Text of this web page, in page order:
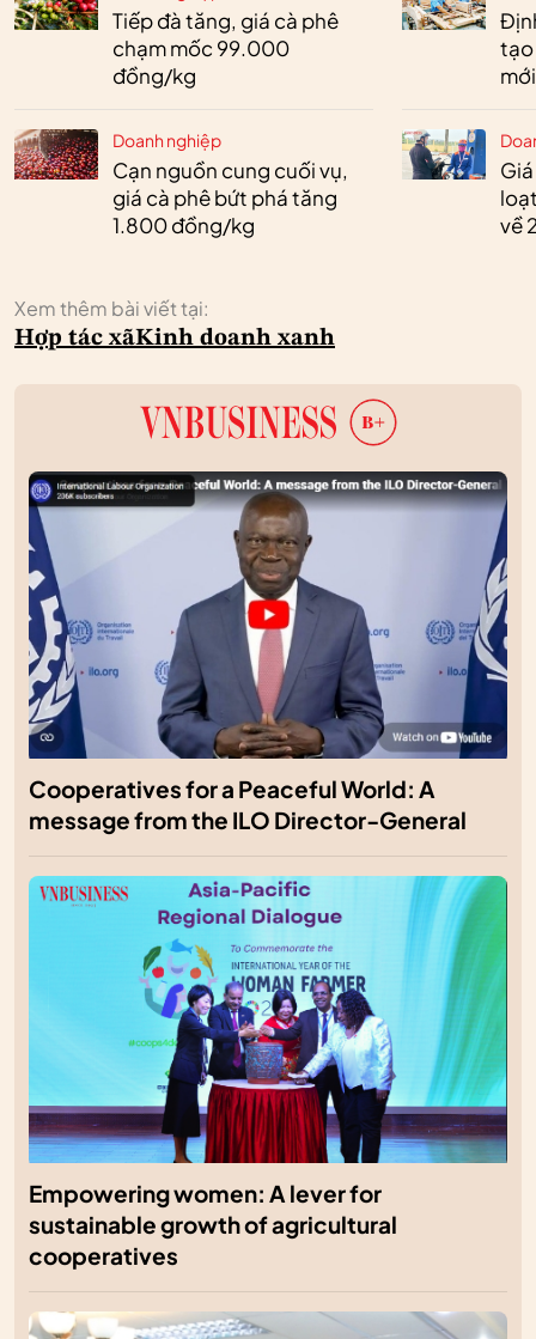
Tiếp đà tăng, giá cà phê
chạm mốc 99.000
đồng/kg
Doanh nghiệp
Cạn nguồn cung cuối vụ,
giá cà phê bứt phá tăng
1.800 đồng/kg
tạo
về
Xem thêm bài viết tại:
Hợp tác xãKinh doanh xanh
Cooperatives for a Peaceful World: A
message from the ILO Director-General
Empowering women: A lever for
sustainable growth of agricultural
cooperatives